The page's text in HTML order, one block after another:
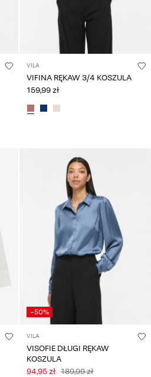
VILA
VIFINA RĘKAW 3/4 KOSZULA
159,99 zł
-50%
VILA
VISOFIE DŁUGI RĘKAW
KOSZULA
94,95 zł 189,99 zł